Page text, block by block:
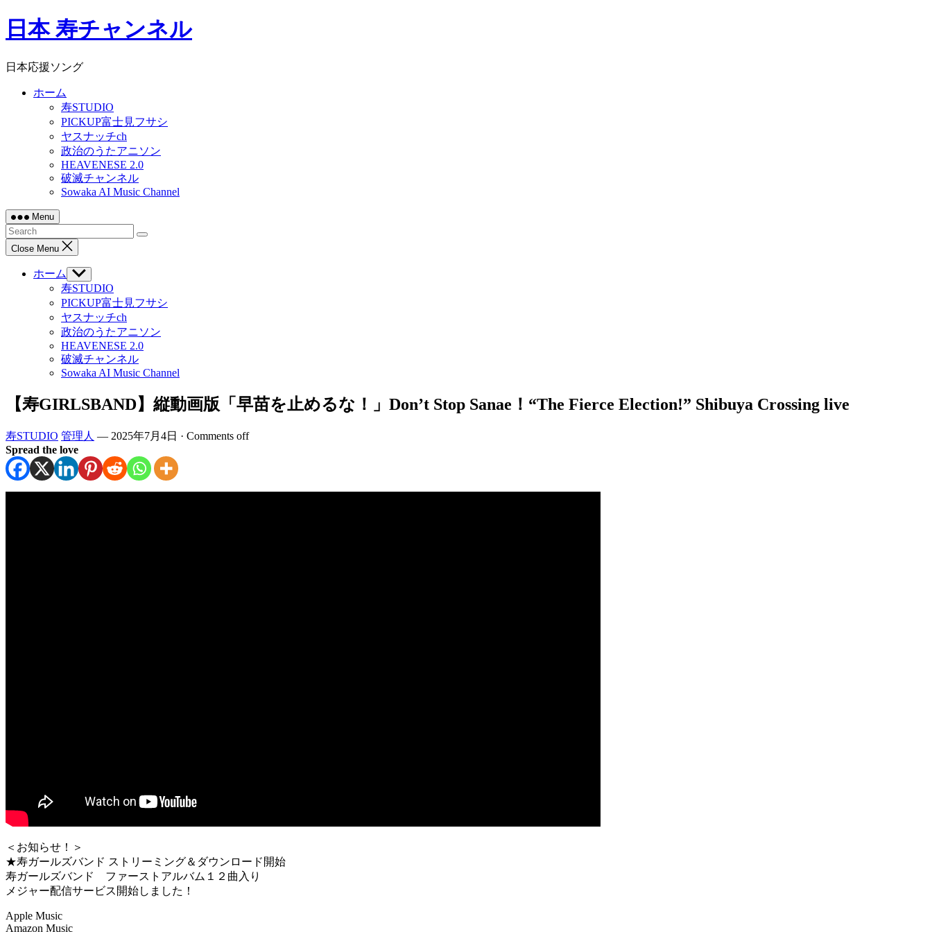
Skip
to日本 寿チャンネル
日本応援ソング
ホーム
寿STUDIO
PICKUP富士見フサシ
ヤスナッチch
政治のうたアニソン
HEAVENESE 2.0
破滅チャンネル
Sowaka AI Music Channel
Menu
Close Menu
ホーム
Show
sub
menu
寿STUDIO
PICKUP富士見フサシ
ヤスナッチch
政治のうたアニソン
HEAVENESE 2.0
破滅チャンネル
Sowaka AI Music Channel
【寿GIRLSBAND】縦動画版「早苗を止めるな！」Don’t Stop Sanae！“The Fierce Election!” Shibuya Crossing live
寿STUDIO 管理人 — 2025年7月4日 · Comments off
Spread the love
＜お知らせ！＞
★寿ガールズバンド ストリーミング＆ダウンロード開始
寿ガールズバンド ファーストアルバム１２曲入り
メジャー配信サービス開始しました！
Apple Music
Amazon Music